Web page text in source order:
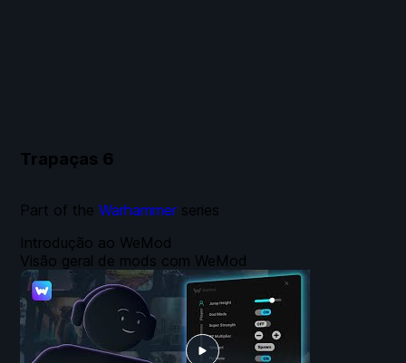
Trapaças 6
Introdução ao WeMod
Visão geral de mods com WeMod
Part of the Warhammer series